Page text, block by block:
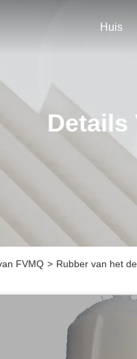
Huis
Details
FVMQ > Rubber van het